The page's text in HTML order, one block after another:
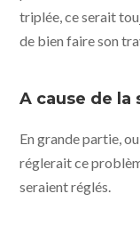
triplée, ce serait
de bien faire son
A cause de la
En grande partie,
réglerait ce
seraient réglés.